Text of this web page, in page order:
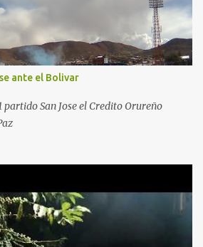
ante el Bolivar
partido San Jose el Credito Orureño